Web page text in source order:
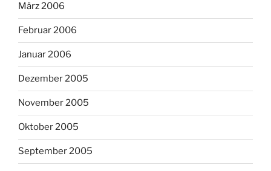
März 2006
Februar 2006
Januar 2006
Dezember 2005
November 2005
Oktober 2005
September 2005